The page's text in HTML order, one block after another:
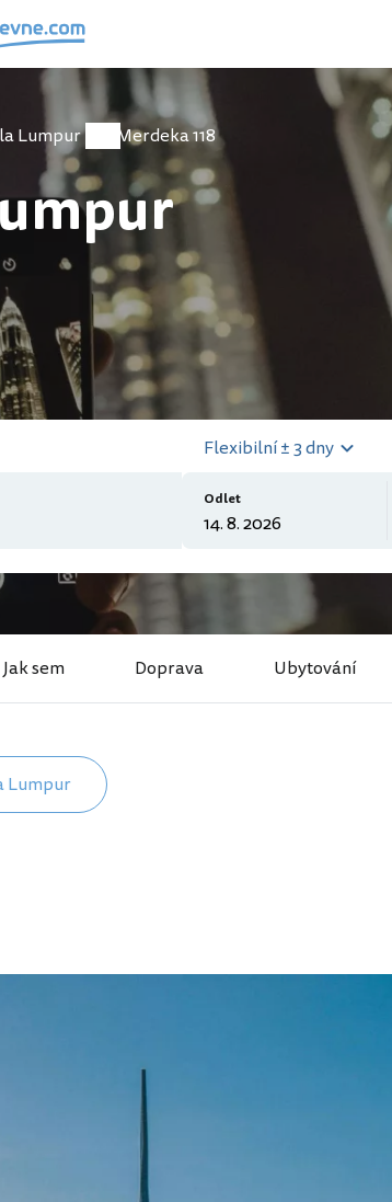
Lumpur Merdeka 118
Flexibilní ± 3 dny
Odlet
Jak sem Doprava Ubytování
Lumpur